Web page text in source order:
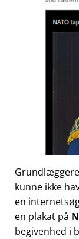
kunne ikke
en
en plakat på
begivenhed i